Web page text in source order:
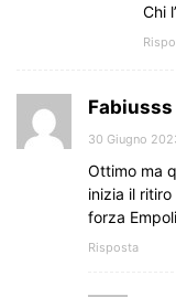
Chi
Fabiusss
30 Giugno
Ottimo ma
inizia il
forza
Risposta